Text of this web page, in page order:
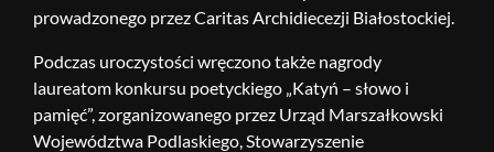
prowadzonego przez Caritas Archidiecezji Białostockiej.
Podczas uroczystości wręczono także nagrody
laureatom konkursu poetyckiego „Katyń – słowo i
pamięć”, zorganizowanego przez Urząd Marszałkowski
Województwa Podlaskiego, Stowarzyszenie